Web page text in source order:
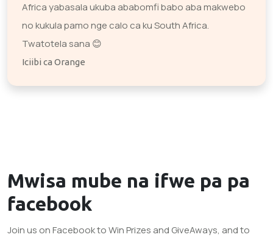
Africa yabasala ukuba ababomfi babo aba makwebo
no kukula pamo nge calo ca ku South Africa.
Twatotela sana 😊
Iciibi ca Orange
Mwisa mube na ifwe pa pa
facebook
Join us on Facebook to Win Prizes and GiveAways, and to